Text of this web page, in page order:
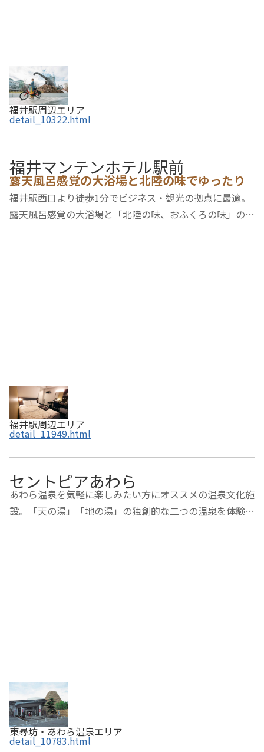
福井駅周辺エリア
detail_10322.html
福井マンテンホテル駅前
露天風呂感覚の大浴場と北陸の味でゆったり
福井駅西口より徒歩1分でビジネス・観光の拠点に最適。
露天風呂感覚の大浴場と「北陸の味、おふくろの味」の朝
福井駅周辺エリア
detail_11949.html
セントピアあわら
あわら温泉を気軽に楽しみたい方にオススメの温泉文化施
設。「天の湯」「地の湯」の独創的な二つの温泉を体験で
東尋坊・あわら温泉エリア
detail_10783.html